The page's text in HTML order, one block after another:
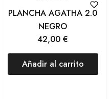
PLANCHA AGATHA 2.0
NEGRO
42,00 €
Añadir al carrito